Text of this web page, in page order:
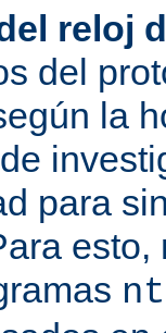
reloj
del
la
para
esto,